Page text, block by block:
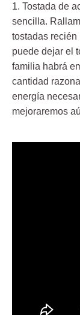
1. Tostada de
sencilla.
tostadas recién
puede dejar el
familia habrá
cantidad
energía
mejoraremos